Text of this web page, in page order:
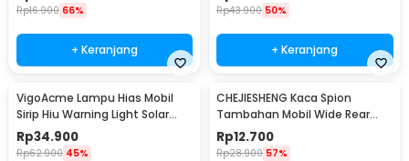
Rp16.900 66%
+ Keranjang
Rp43.900 50%
+ Keranjang
VigoAcme Lampu Hias Mobil
Sirip Hiu Warning Light Solar
Energy 8 LED - FZWJSD
Rp34.900
Rp62.900 45%
CHEJIESHENG Kaca Spion
Tambahan Mobil Wide Rear
View Anti Blind Spot - SY-080
Rp12.700
Rp28.900 57%